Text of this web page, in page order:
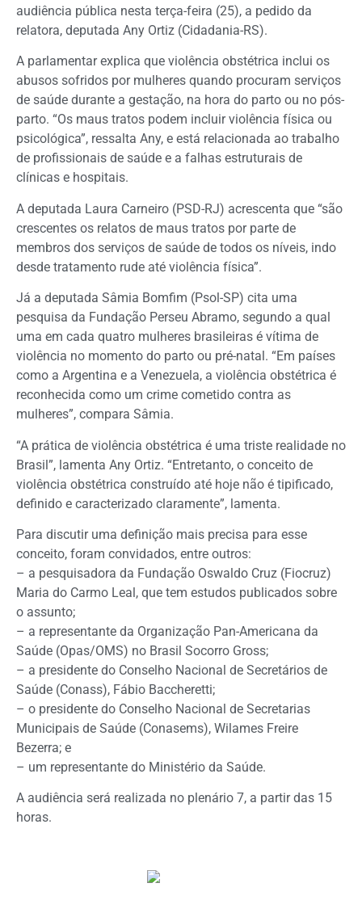
audiência pública nesta terça-feira (25), a pedido da
relatora, deputada Any Ortiz (Cidadania-RS).
A parlamentar explica que violência obstétrica inclui os
abusos sofridos por mulheres quando procuram serviços
de saúde durante a gestação, na hora do parto ou no pós-
parto. “Os maus tratos podem incluir violência física ou
psicológica”, ressalta Any, e está relacionada ao trabalho
de profissionais de saúde e a falhas estruturais de
clínicas e hospitais.
A deputada Laura Carneiro (PSD-RJ) acrescenta que “são
crescentes os relatos de maus tratos por parte de
membros dos serviços de saúde de todos os níveis, indo
desde tratamento rude até violência física”.
Já a deputada Sâmia Bomfim (Psol-SP) cita uma
pesquisa da Fundação Perseu Abramo, segundo a qual
uma em cada quatro mulheres brasileiras é vítima de
violência no momento do parto ou pré-natal. “Em países
como a Argentina e a Venezuela, a violência obstétrica é
reconhecida como um crime cometido contra as
mulheres”, compara Sâmia.
“A prática de violência obstétrica é uma triste realidade no
Brasil”, lamenta Any Ortiz. “Entretanto, o conceito de
violência obstétrica construído até hoje não é tipificado,
definido e caracterizado claramente”, lamenta.
Para discutir uma definição mais precisa para esse
conceito, foram convidados, entre outros:
– a pesquisadora da Fundação Oswaldo Cruz (Fiocruz)
Maria do Carmo Leal, que tem estudos publicados sobre
o assunto;
– a representante da Organização Pan-Americana da
Saúde (Opas/OMS) no Brasil Socorro Gross;
– a presidente do Conselho Nacional de Secretários de
Saúde (Conass), Fábio Baccheretti;
– o presidente do Conselho Nacional de Secretarias
Municipais de Saúde (Conasems), Wilames Freire
Bezerra; e
– um representante do Ministério da Saúde.
A audiência será realizada no plenário 7, a partir das 15
horas.